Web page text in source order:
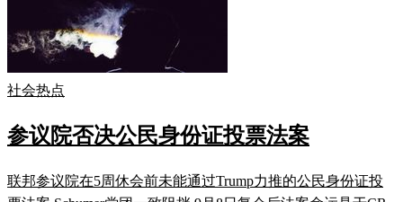
社会热点
参议院否决公民身份证投票法案
联邦参议院在5周休会前未能通过Trump力推的公民身份证投